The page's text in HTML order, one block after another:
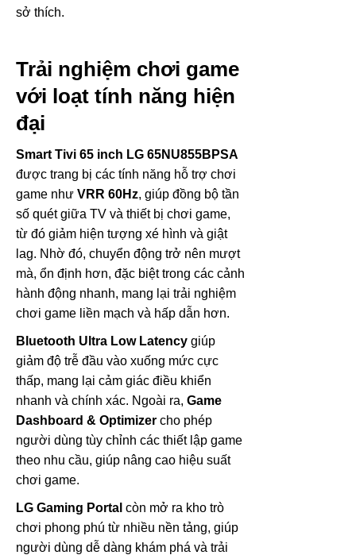
sở thích.
Trải nghiệm chơi game
với loạt tính năng hiện
đại
Smart Tivi 65 inch LG 65NU855BPSA
được trang bị các tính năng hỗ trợ chơi
game như VRR 60Hz, giúp đồng bộ tần
số quét giữa TV và thiết bị chơi game,
từ đó giảm hiện tượng xé hình và giật
lag. Nhờ đó, chuyển động trở nên mượt
mà, ổn định hơn, đặc biệt trong các cảnh
hành động nhanh, mang lại trải nghiệm
chơi game liền mạch và hấp dẫn hơn.
Bluetooth Ultra Low Latency giúp
giảm độ trễ đầu vào xuống mức cực
thấp, mang lại cảm giác điều khiển
nhanh và chính xác. Ngoài ra, Game
Dashboard & Optimizer cho phép
người dùng tùy chỉnh các thiết lập game
theo nhu cầu, giúp nâng cao hiệu suất
chơi game.
LG Gaming Portal còn mở ra kho trò
chơi phong phú từ nhiều nền tảng, giúp
người dùng dễ dàng khám phá và trải